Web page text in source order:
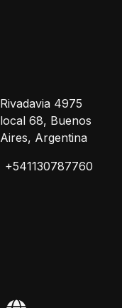
Rivadavia 4975
local 68, Buenos
Aires, Argentina
+541130787760